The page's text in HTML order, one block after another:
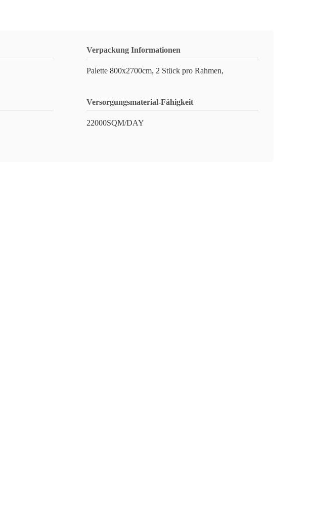
Verpackung Informationen
Palette 800x2700cm, 2 Stück pro Rahmen,
Versorgungsmaterial-Fähigkeit
22000SQM/DAY